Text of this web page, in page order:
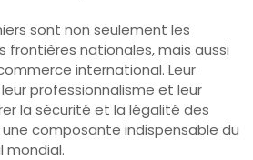
sont non seulement les
frontières nationales, mais aussi
international. Leur
professionnalisme et leur
la sécurité et la légalité des
composante indispensable du
mondial.